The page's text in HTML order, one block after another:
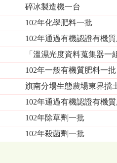
碎冰製造機一台
102年化學肥料一批
102年通過有機認證有機
「溫濕光度資料蒐集器
102年一般有機質肥料一批
旗南分場生態農場東界擋
102年通過有機認證有機
102年除草劑一批
102年殺菌劑一批